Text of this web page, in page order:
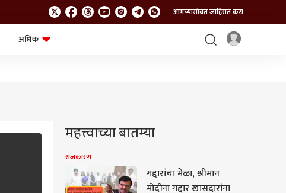
आमच्यासोबत जाहिरात करा
अधिक
महत्त्वाच्या बातम्या
राजकारण
गद्दारांचा मेळा, श्रीमान
मोदींना गद्दार खासदारांना